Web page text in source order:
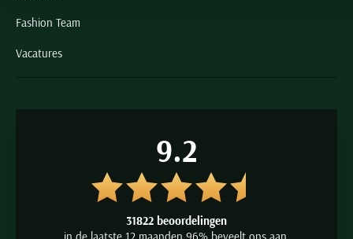
Fashion Team
Vacatures
9.2
31822 beoordelingen